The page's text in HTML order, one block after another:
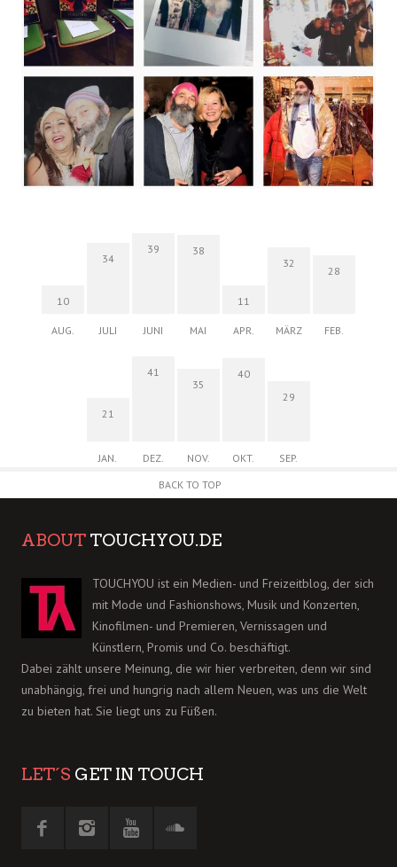
10
AUG.
34
JULI
39
JUNI
38
MAI
11
APR.
32
MÄRZ
28
FEB.
21
JAN.
41
DEZ.
35
NOV.
40
OKT.
29
SEP.
BACK TO TOP
ABOUT TOUCHYOU.DE
TOUCHYOU ist ein Medien- und Freizeitblog, der sich
mit Mode und Fashionshows, Musik und Konzerten,
Kinofilmen- und Premieren, Vernissagen und
Künstlern, Promis und Co. beschäftigt.
Dabei zählt unsere Meinung, die wir hier verbreiten, denn wir sind
unabhängig, frei und hungrig nach allem Neuen, was uns die Welt
zu bieten hat. Sie liegt uns zu Füßen.
LET´S GET IN TOUCH